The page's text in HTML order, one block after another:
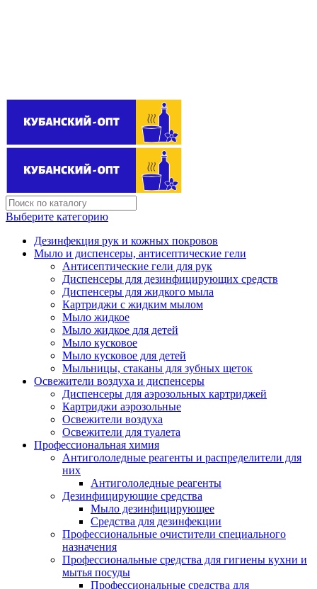
Выберите категорию
Дезинфекция рук и кожных покровов
Мыло и диспенсеры, антисептические гели
Антисептические гели для рук
Диспенсеры для дезинфицирующих средств
Диспенсеры для жидкого мыла
Картриджи с жидким мылом
Мыло жидкое
Мыло жидкое для детей
Мыло кусковое
Мыло кусковое для детей
Мыльницы, стаканы для зубных щеток
Освежители воздуха и диспенсеры
Диспенсеры для аэрозольных картриджей
Картриджи аэрозольные
Освежители воздуха
Освежители для туалета
Профессиональная химия
Антигололедные реагенты и распределители для
них
Антигололедные реагенты
Дезинфицирующие средства
Мыло дезинфицирующее
Средства для дезинфекции
Профессиональные очистители специального
назначения
Профессиональные средства для гигиены кухни и
мытья посуды
Профессиональные средства для